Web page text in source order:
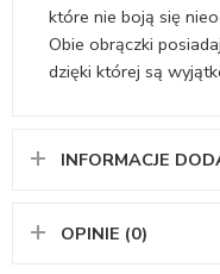
które nie boją się
Obie obrączki
dzięki której są
INFORMACJE
OPINIE (0)